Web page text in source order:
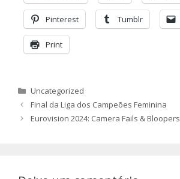
Pinterest Tumblr
Print
Categorias
Uncategorized
Final da Liga dos Campeões Feminina
Eurovision 2024: Camera Fails & Bloopers